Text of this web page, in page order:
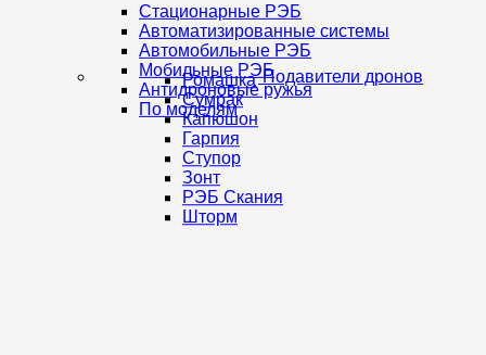
Подавители дронов
Стационарные РЭБ
Автоматизированные системы
Автомобильные РЭБ
Мобильные РЭБ
Антидроновые ружья
По моделям
Ромашка
Сумрак
Капюшон
Гарпия
Ступор
Зонт
РЭБ Скания
Шторм